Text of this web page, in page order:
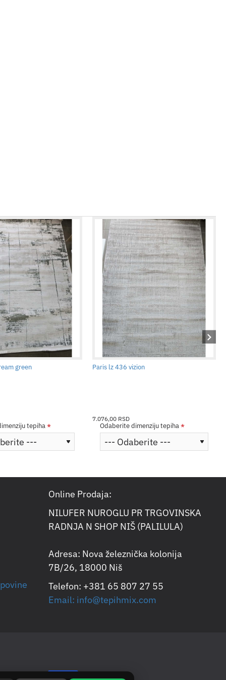
green
tepiha
Paris lz 436 vizion
7.076,00 RSD
Odaberite dimenziju tepiha
Online Prodaja:
NILUFER NUROGLU PR TRGOVINSKA
RADNJA N SHOP NIŠ (PALILULA)
Adresa: Nova železnička kolonija
7B/26, 18000 Niš
Telefon: +381 65 807 27 55
Email: info@tepihmix.com